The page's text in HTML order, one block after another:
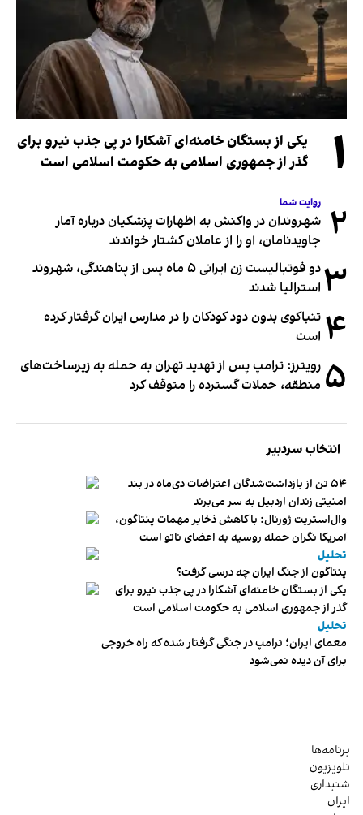
۱
یکی از بستگان خامنه‌ای آشکارا در پی جذب نیرو برای
گذر از جمهوری اسلامی به حکومت اسلامی است
۲ روایت شما
شهروندان در واکنش به اظهارات پزشکیان درباره آمار
جاویدنامان، او را از عاملان کشتار خواندند
۳
دو فوتبالیست زن ایرانی ۵ ماه پس از پناهندگی، شهروند
استرالیا شدند
۴ تنباکوی بدون دود کودکان را در مدارس ایران گرفتار کرده
است
۵ رویترز: ترامپ پس از تهدید تهران به حمله به زیرساخت‌های
منطقه، حملات گسترده را متوقف کرد
انتخاب سردبیر
۵۴ تن از بازداشت‌شدگان اعتراضات دی‌ماه در بند
امنیتی زندان اردبیل به سر می‌برند
وال‌استریت ژورنال: با کاهش ذخایر مهمات پنتاگون،
آمریکا نگران حمله روسیه به اعضای ناتو‌ است
تحلیل
پنتاگون از جنگ ایران چه درسی گرفت؟
یکی از بستگان خامنه‌ای آشکارا در پی جذب نیرو برای
گذر از جمهوری اسلامی به حکومت اسلامی است
تحلیل
معمای ایران؛ ترامپ در جنگی گرفتار شده که راه خروجی
برای آن دیده نمی‌شود
برنامه‌ها
تلویزیون
شنیداری
ایران